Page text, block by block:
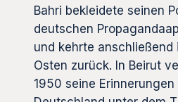
Bahri bekleidete seinen
deutschen
und kehrte anschließend
Osten zurück. In Beirut
1950 seine